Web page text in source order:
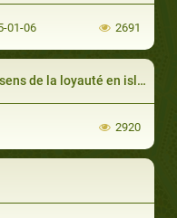
01-06 2691
de la loyauté en islam
2920